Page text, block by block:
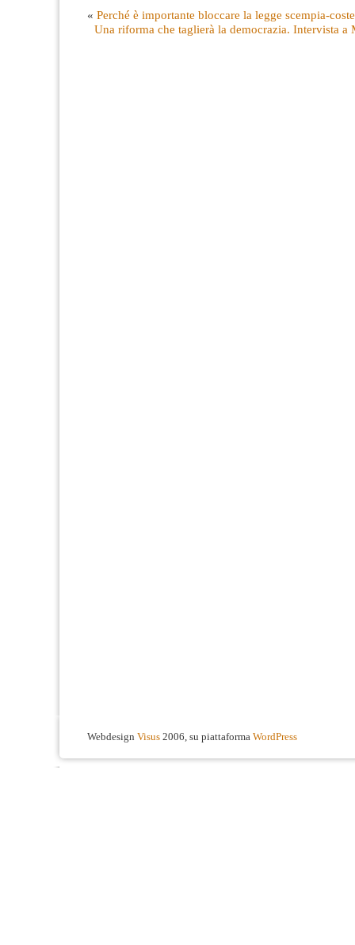
« Perché è importante bloccare la legge scempia-coste
Una riforma che taglierà la democrazia. Intervista a
Webdesign Visus 2006, su piattaforma WordPress